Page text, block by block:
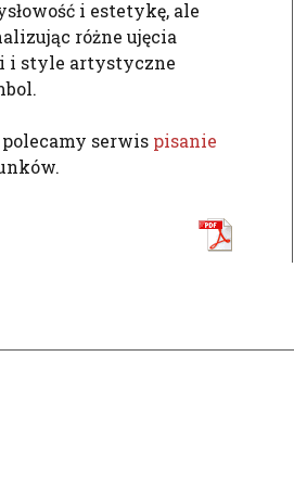
i estetykę, ale
różne ujęcia
i style artystyczne
serwis pisanie